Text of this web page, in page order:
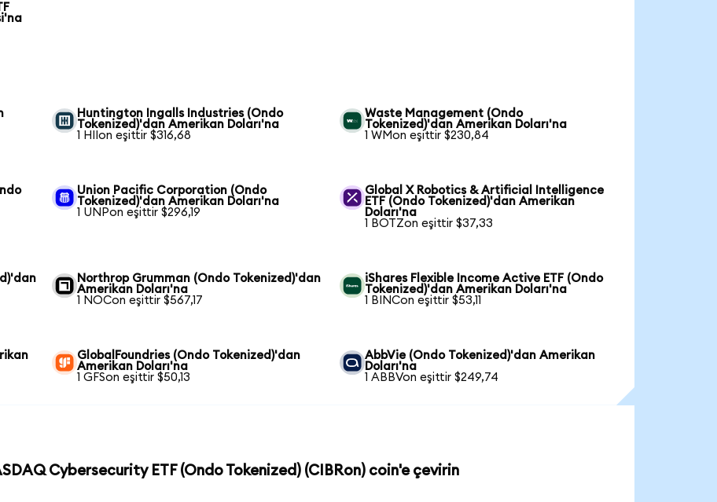
Huntington Ingalls Industries (Ondo
Tokenized)'dan Amerikan Doları'na
1 HIIon eşittir $316,68
Waste Management (Ondo
Tokenized)'dan Amerikan Doları'na
1 WMon eşittir $230,84
Union Pacific Corporation (Ondo
Tokenized)'dan Amerikan Doları'na
1 UNPon eşittir $296,19
Global X Robotics & Artificial Intelligence
ETF (Ondo Tokenized)'dan Amerikan
Doları'na
1 BOTZon eşittir $37,33
Northrop Grumman (Ondo Tokenized)'dan
Amerikan Doları'na
1 NOCon eşittir $567,17
iShares Flexible Income Active ETF (Ondo
Tokenized)'dan Amerikan Doları'na
1 BINCon eşittir $53,11
GlobalFoundries (Ondo Tokenized)'dan
Amerikan Doları'na
1 GFSon eşittir $50,13
AbbVie (Ondo Tokenized)'dan Amerikan
Doları'na
1 ABBVon eşittir $249,74
Cybersecurity ETF (Ondo Tokenized) (CIBRon) coin'e çevirin